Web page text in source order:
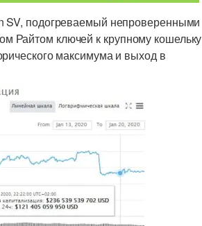
SV, подогреваемый непроверенными
Райтом ключей к крупному кошельку
максимума и выход в